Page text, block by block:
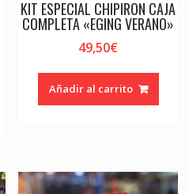
KIT ESPECIAL CHIPIRON CAJA
COMPLETA «EGING VERANO»
49,50€
Añadir al carrito